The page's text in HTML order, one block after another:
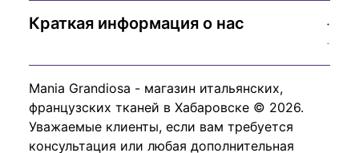
Краткая информация о нас
Mania Grandiosa - магазин итальянских,
французских тканей в Хабаровске © 2026.
Уважаемые клиенты, если вам требуется
консультация или любая дополнительная